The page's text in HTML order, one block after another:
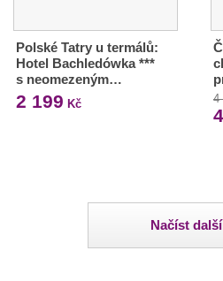
Polské Tatry u termálů:
Hotel Bachledówka ***
s neomezeným…
2 199 Kč 4
Načíst další